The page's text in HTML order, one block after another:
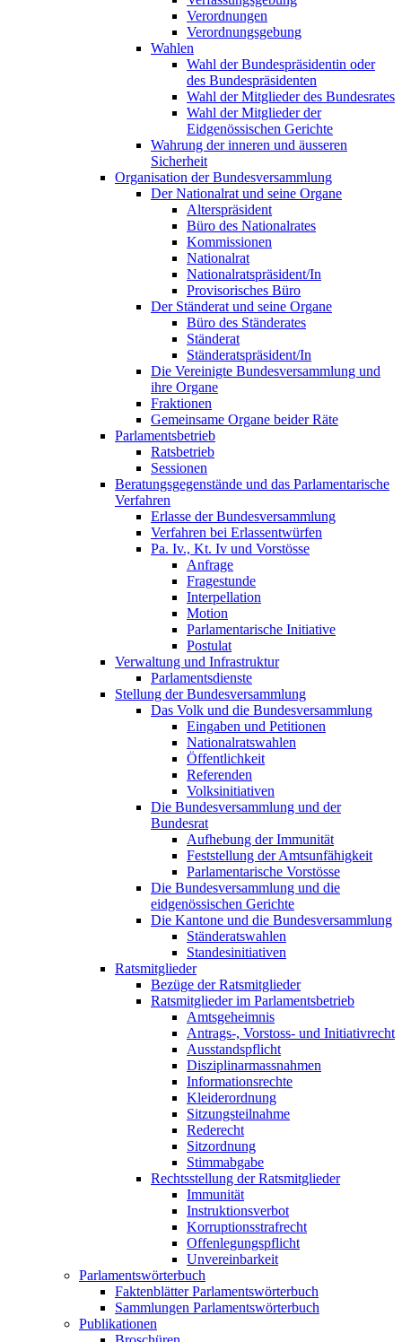
Verordnungen
Verordnungsgebung
Wahlen
Wahl der Bundespräsidentin oder
des Bundespräsidenten
Wahl der Mitglieder des Bundesrates
Wahl der Mitglieder der
Eidgenössischen Gerichte
Wahrung der inneren und äusseren
Sicherheit
Organisation der Bundesversammlung
Der Nationalrat und seine Organe
Alterspräsident
Büro des Nationalrates
Kommissionen
Nationalrat
Nationalratspräsident/In
Provisorisches Büro
Der Ständerat und seine Organe
Büro des Ständerates
Ständerat
Ständeratspräsident/In
Die Vereinigte Bundesversammlung und
ihre Organe
Fraktionen
Gemeinsame Organe beider Räte
Parlamentsbetrieb
Ratsbetrieb
Sessionen
Beratungsgegenstände und das Parlamentarische
Verfahren
Erlasse der Bundesversammlung
Verfahren bei Erlassentwürfen
Pa. Iv., Kt. Iv und Vorstösse
Anfrage
Fragestunde
Interpellation
Motion
Parlamentarische Initiative
Postulat
Verwaltung und Infrastruktur
Parlamentsdienste
Stellung der Bundesversammlung
Das Volk und die Bundesversammlung
Eingaben und Petitionen
Nationalratswahlen
Öffentlichkeit
Referenden
Volksinitiativen
Die Bundesversammlung und der
Bundesrat
Aufhebung der Immunität
Feststellung der Amtsunfähigkeit
Parlamentarische Vorstösse
Die Bundesversammlung und die
eidgenössischen Gerichte
Die Kantone und die Bundesversammlung
Ständeratswahlen
Standesinitiativen
Ratsmitglieder
Bezüge der Ratsmitglieder
Ratsmitglieder im Parlamentsbetrieb
Amtsgeheimnis
Antrags-, Vorstoss- und Initiativrecht
Ausstandspflicht
Disziplinarmassnahmen
Informationsrechte
Kleiderordnung
Sitzungsteilnahme
Rederecht
Sitzordnung
Stimmabgabe
Rechtsstellung der Ratsmitglieder
Immunität
Instruktionsverbot
Korruptionsstrafrecht
Offenlegungspflicht
Unvereinbarkeit
Parlamentswörterbuch
Faktenblätter Parlamentswörterbuch
Sammlungen Parlamentswörterbuch
Publikationen